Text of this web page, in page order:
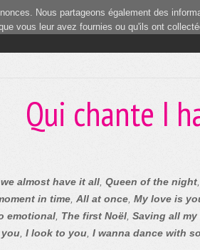
Qui chante I
almost have it all Queen of the night
in time All at once My love is
emotional The first Noël Saving all
I look to you I wanna dance with
Nous partageons également des
vous leur avez fournies ou qu'ils ont